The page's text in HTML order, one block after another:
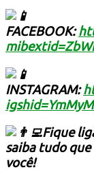
FACEBOOK:
INSTAGRAM:
Fique
saiba tudo
você!